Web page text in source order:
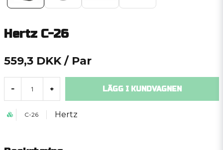
Hertz C-26
559,3 DKK / Par
- + LÄGG I KUNDVAGNEN
C-26 Hertz